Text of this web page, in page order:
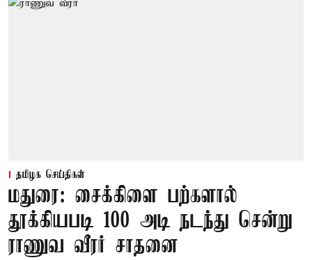
தமிழக செய்திகள்
மதுரை: சைக்கிளை பற்களால்
தூக்கியபடி 100 அடி நடந்து சென்று
ராணுவ வீரர் சாதனை